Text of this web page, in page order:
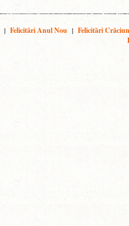
| Felicitări Anul Nou | Felicitări